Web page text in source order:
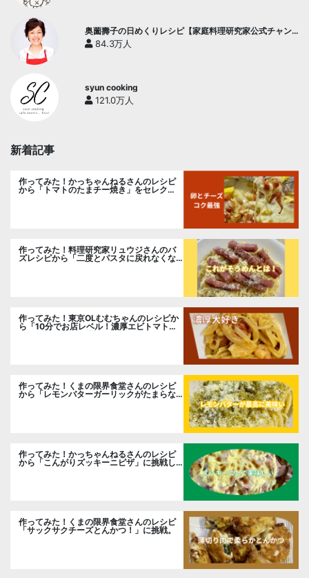
奥薗壽子の日めくりレシピ【家庭料理研究家公式チャン
ネル】
84.3万人
syun cooking
121.0万人
新着記事
作ってみた！かっちゃんねるさんのレシピ
から「トマトのたまチー焼き」をセレク
作ってみた！料理研究家リュウジさんのバ
ズレシピから「二度とパスタに戻れなくな
作ってみた！東京OLむむちゃんのレシピか
ら「10分でお店レベル！濃厚エビトマトク
リームパスタ」に挑戦
作ってみた！くまの限界食堂さんのレシピ
から「レモンバターガーリックがたまらな
作ってみた！かっちゃんねるさんのレシピ
から「こんがりズッキーニピザ」に挑戦し
作ってみた！くまの限界食堂さんのレシピ
「サックサクチーズとんかつ！」に挑戦。